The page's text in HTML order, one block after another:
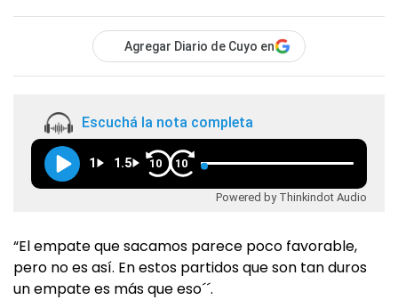
Agregar Diario de Cuyo en
Escuchá la nota completa
1 1.5 10 10
Powered by Thinkindot Audio
“El empate que sacamos parece poco favorable,
pero no es así. En estos partidos que son tan duros
un empate es más que eso´´.